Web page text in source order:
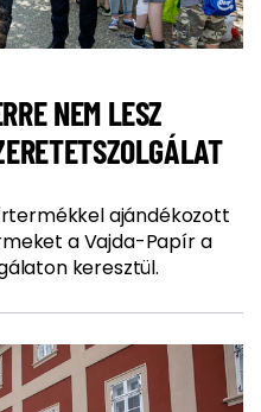
NEM LESZ
ajándékozott
a Vajda-Papír a
keresztül.